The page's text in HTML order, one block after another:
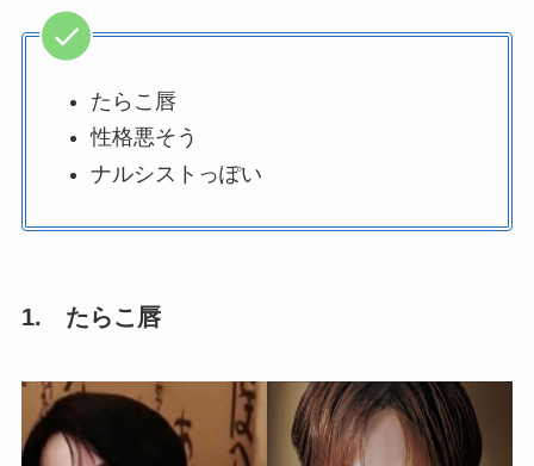
たらこ唇
性格悪そう
ナルシストっぽい
1. たらこ唇